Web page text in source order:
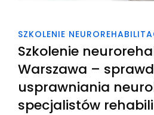
SZKOLENIE
Szkolenie
Warszawa –
usprawniania
specjalistów